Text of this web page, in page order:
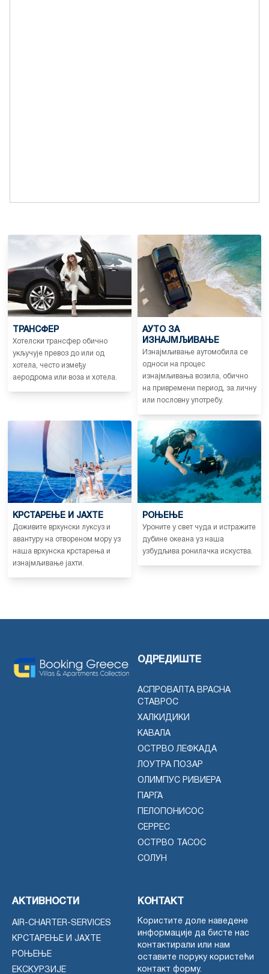
ТРАНСФЕР
Хотелски трансфер обично
укључује превоз до или од
хотела, често између
аеродрома или воза и хотела.
АУТО ЗА
ИЗНАЈМЉИВАЊЕ
Изнајмљивање аутомобила се
односи на процес
изнајмљивања возила, обично
на привремени период, за личну
или пословну употребу.
КРСТАРЕЊЕ И ЈАХТЕ
Доживите врхунски луксуз и
авантуру на отвореном мору уз
наша врхунска крстарења и
изнајмљивање јахти.
РОЊЕЊЕ
Уроните у свет чуда и истражите
дубине океана уз наша
узбудљива ронилачка искуства.
ОДРЕДИШТЕ
АСПРОВАЛТА ВРАСНА
СТАВРОС
ХАЛКИДИКИ
КАВАЛА
ОСТРВО ЛЕФКАДА
ЛОУТРА ПОЗАР
ОЛИМПУС РИВИЕРА
ПАРГА
ПЕЛОПОНИСОС
СЕРРЕС
ОСТРВО ТАСОС
СОЛУН
АКТИВНОСТИ
AIR-CHARTER-SERVICES
КРСТАРЕЊЕ И ЈАХТЕ
РОЊЕЊЕ
ЕКСКУРЗИЈЕ
КОНТАКТ
Користите доле наведене
информације да бисте нас
контактирали или нам
оставите поруку користећи
контакт форму.